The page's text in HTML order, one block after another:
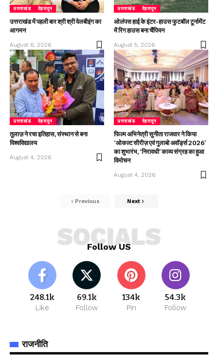
उत्तराखंड देहरादून
उत्तराखंड में पहली बार श्री श्री वेलबीइंग का
आगमन
August 6, 2026
उत्तराखंड देहरादून
ओलंपस हाई के इंटर-हाउस फुटबॉल टूर्नामेंट
में रिग हाउस बना चैंपियन
August 5, 2026
उत्तराखंड देहरादून
तुलाज़ ने रचा इतिहास, संस्थान से बना
विश्वविद्यालय
August 4, 2026
उत्तराखंड देहरादून
फिल्म अभिनेत्री सुनीता राजवार ने किया
‘ओकल्ट सीरीज़ एवं गुलाबो अवॉर्ड्स 2026’
का शुभारंभ, ‘निरावधी’ काव्य संग्रह का हुआ
विमोचन
August 4, 2026
Previous Next
Follow US
SOCIALS
248.1k
Like
69.1k
Follow
134k
Pin
54.3k
Follow
राजनीति